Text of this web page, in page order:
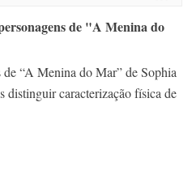
de "A Menina do
de “A Menina do Mar” de Sophia
caracterização física de